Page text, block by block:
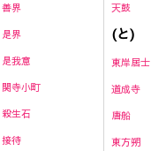
善界
是界
是我意
関寺小町
殺生石
接待
天鼓
(と)
東岸居士
道成寺
唐船
東方朔